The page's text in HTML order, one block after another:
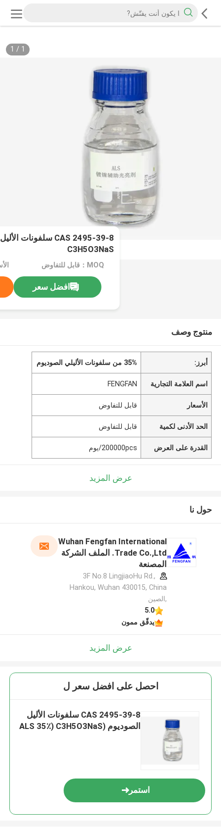
1
/
1
C3H5O3NaS
MOQ：قابل للتفاوض
افضل سعر
منتوج وصف
أبرز: 35% من سلفونات الأليلي الصوديوم
اسم العلامة التجارية FENGFAN
الأسعار قابل للتفاوض
الحد الأدنى لكمية قابل للتفاوض
القدرة على العرض 200000pcs/يوم
عرض المزيد
حول نا
Wuhan Fengfan International
Trade Co.,Ltd. الملف الشركة
المصنعة
3F No.8 LingjiaoHu Rd.,
Hankou, Wuhan 430015, China
,الصين
5.0
يدقّق ممون
عرض المزيد
احصل على افضل سعر ل
CAS 2495-39-8 سلفونات الأليل
الصوديوم (ALS 35٪) C3H5O3NaS
استمر